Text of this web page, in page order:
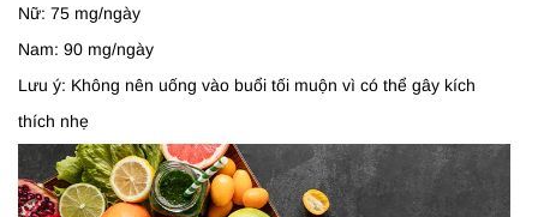
Nữ: 75 mg/ngày
Nam: 90 mg/ngày
Lưu ý: Không nên uống vào buổi tối muộn vì có thể gây kích
thích nhẹ